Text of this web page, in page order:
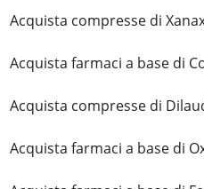
Acquista compresse di
Acquista farmaci a base di
Acquista compresse di
Acquista farmaci a base di